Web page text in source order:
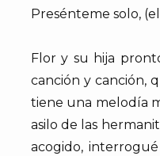
Presénteme solo,
Flor y su hija
canción y canción,
tiene una melodía
asilo de las
acogido,